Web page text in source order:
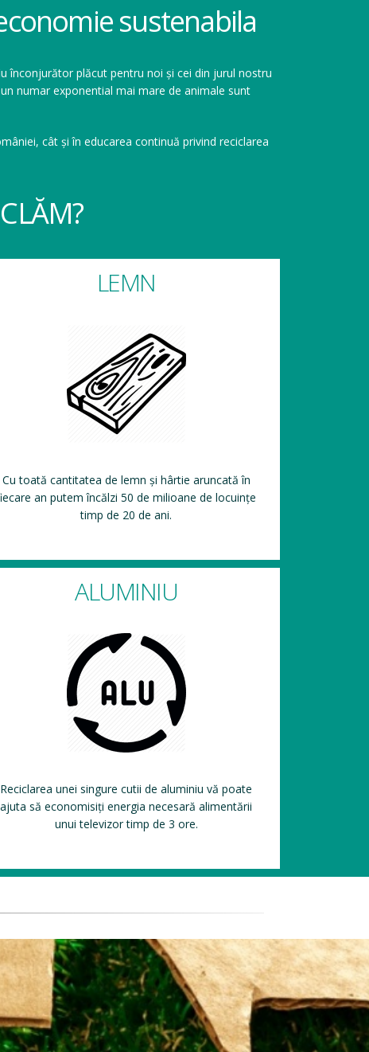
sustenabila
înconjurător plăcut pentru noi și cei din jurul nostru
numar exponential mai mare de animale sunt
cât și în educarea continuă privind reciclarea
LEMN
Cu toată cantitatea de lemn și hârtie aruncată în
an putem încălzi 50 de milioane de locuințe
timp de 20 de ani.
ALUMINIU
Reciclarea unei singure cutii de aluminiu vă poate
ajuta să economisiți energia necesară alimentării
unui televizor timp de 3 ore.